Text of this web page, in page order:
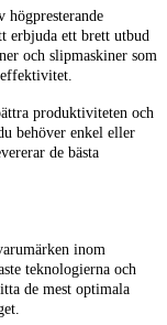
erbjuda ett brett utbud
och slipmaskiner som
produktiviteten och
behöver enkel eller
de bästa
inom
teknologierna och
de mest optimala